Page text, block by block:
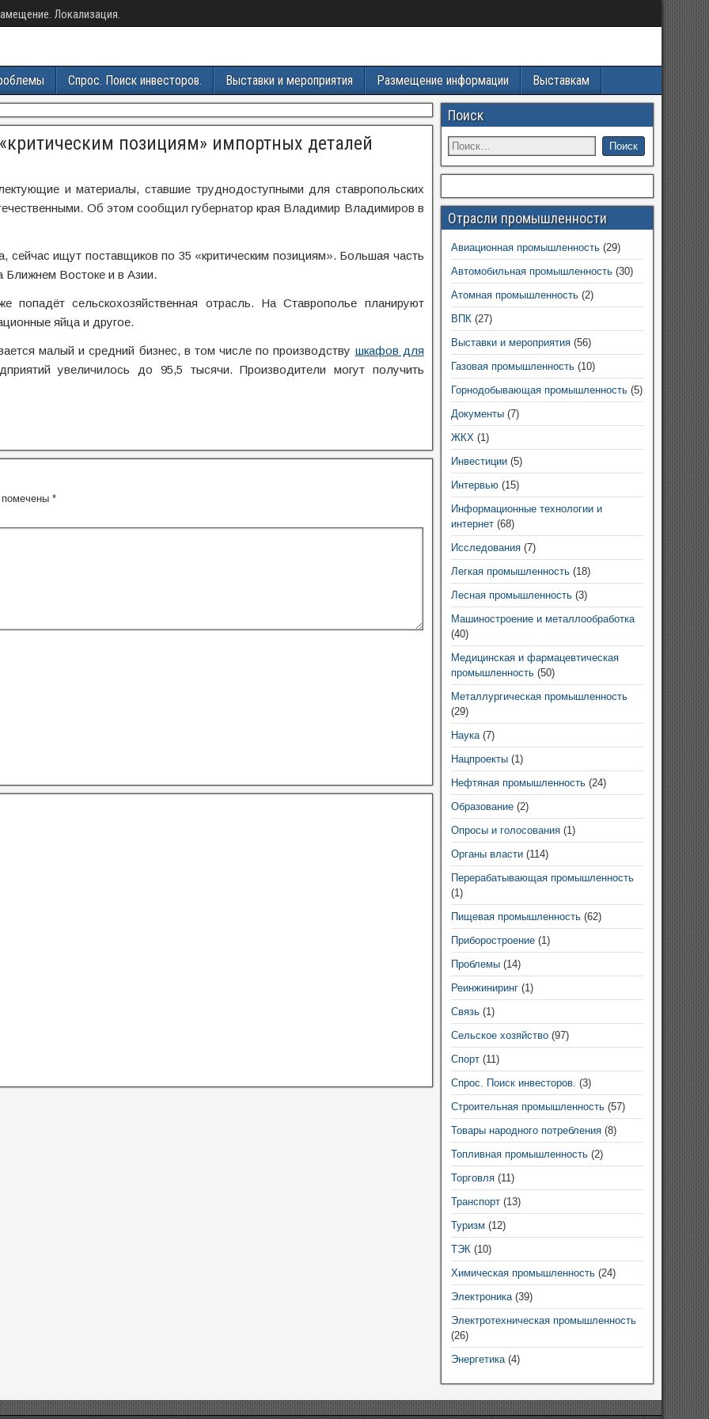
Локализация.
Спрос. Поиск инвесторов. Выставки и мероприятия Размещение информации Выставкам
позициям» импортных деталей
и материалы, ставшие труднодоступными для ставропольских
Об этом сообщил губернатор края Владимир Владимиров в
сейчас ищут поставщиков по 35 «критическим позициям». Большая часть
Ближнем Востоке и в Азии.
попадёт сельскохозяйственная отрасль. На Ставрополье планируют
яйца и другое.
малый и средний бизнес, в том числе по производству шкафов для
увеличилось до 95,5 тысячи. Производители могут получить
*
Поиск
Отрасли промышленности
Авиационная промышленность(29)
Автомобильная промышленность(30)
Атомная промышленность(2)
ВПК(27)
Выставки и мероприятия(56)
Газовая промышленность(10)
Горнодобывающая промышленность(5)
Документы(7)
ЖКХ(1)
Инвестиции(5)
Интервью(15)
Информационные технологии и
интернет(68)
Исследования(7)
Легкая промышленность(18)
Лесная промышленность(3)
Машиностроение и металлообработка
(40)
Медицинская и фармацевтическая
промышленность(50)
Металлургическая промышленность
(29)
Наука(7)
Нацпроекты(1)
Нефтяная промышленность(24)
Образование(2)
Опросы и голосования(1)
Органы власти(114)
Перерабатывающая промышленность
(1)
Пищевая промышленность(62)
Приборостроение(1)
Проблемы(14)
Реинжиниринг(1)
Связь(1)
Сельское хозяйство(97)
Спорт(11)
Спрос. Поиск инвесторов. (3)
Строительная промышленность(57)
Товары народного потребления(8)
Топливная промышленность(2)
Торговля(11)
Транспорт(13)
Туризм (12)
ТЭК(10)
Химическая промышленность(24)
Электроника(39)
Электротехническая промышленность
(26)
Энергетика(4)